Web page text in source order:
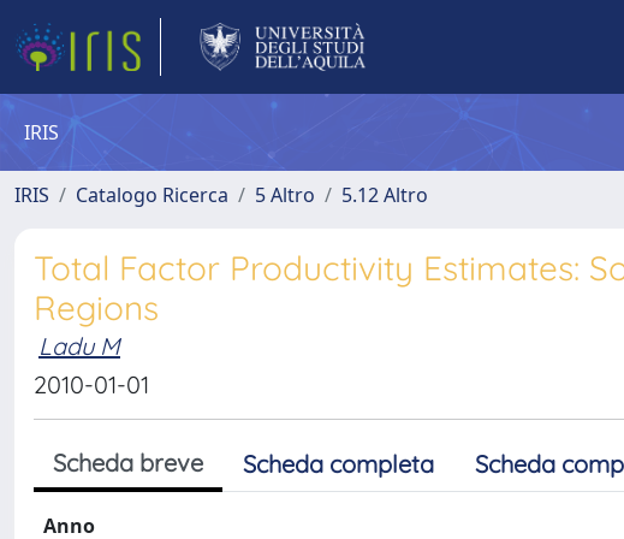
IRIS
IRIS Catalogo Ricerca 5 Altro 5.12 Altro
Total Factor Productivity Estimates:
Regions
Ladu M
2010-01-01
Scheda breve Scheda completa Scheda
Anno